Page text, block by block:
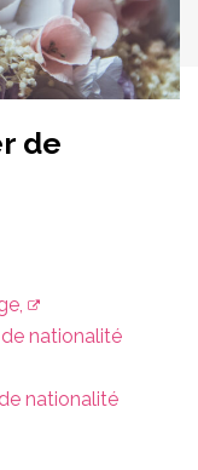
de
nationalité
nationalité